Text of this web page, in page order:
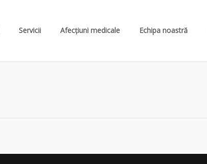
Servicii Afecțiuni medicale Echipa noastră